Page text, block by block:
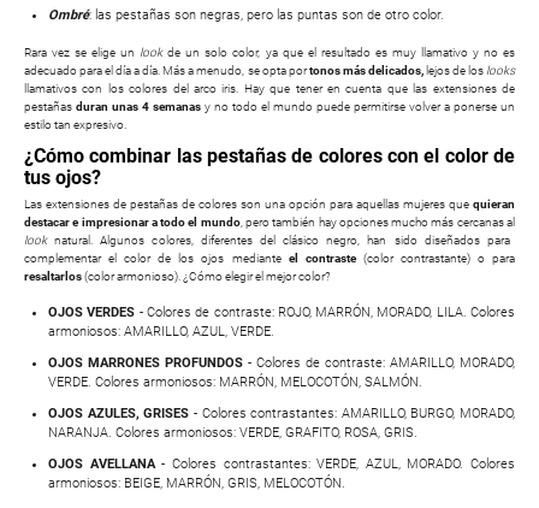
Ombré: las pestañas son negras, pero las puntas son de otro color.
Rara vez se elige un lookde un solo color, ya que el resultado es muy llamativo y no es
adecuado para el día a día. Más a menudo, se opta portonos más delicados,lejos de los looks
llamativos con los colores del arco iris. Hay que tener en cuenta que las extensiones de
pestañas duran unas 4 semanas y no todo el mundo puede permitirse volver a ponerse un
estilo tan expresivo.
¿Cómo combinar las pestañas de colores con el color de
tus ojos?
Las extensiones de pestañas de colores son una opción para aquellas mujeres que quieran
destacar e impresionar a todo el mundo, pero también hay opciones mucho más cercanas al
looknatural. Algunos colores, diferentes del clásico negro, han sido diseñados para
complementar el color de los ojos mediante el contraste(color contrastante) o para
resaltarlos(color armonioso). ¿Cómo elegir el mejor color?
OJOS VERDES - Colores de contraste: ROJO, MARRÓN, MORADO, LILA. Colores
armoniosos: AMARILLO, AZUL, VERDE.
OJOS MARRONES PROFUNDOS - Colores de contraste: AMARILLO, MORADO,
VERDE. Colores armoniosos: MARRÓN, MELOCOTÓN, SALMÓN.
OJOS AZULES, GRISES - Colores contrastantes: AMARILLO, BURGO, MORADO,
NARANJA. Colores armoniosos: VERDE, GRAFITO, ROSA, GRIS.
OJOS AVELLANA- Colores contrastantes: VERDE, AZUL, MORADO. Colores
armoniosos: BEIGE, MARRÓN, GRIS, MELOCOTÓN.